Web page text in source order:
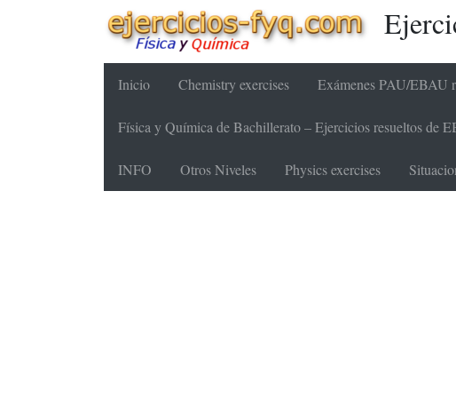
Inicio Chemistry exercises Exámenes PAU/EBAU
Física y Química de Bachillerato – Ejercicios resueltos de
INFO Otros Niveles Physics exercises